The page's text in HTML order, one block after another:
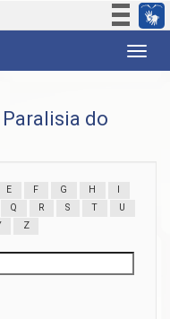
à informação
Canais
do
E F G H
Q R S T
U
Z